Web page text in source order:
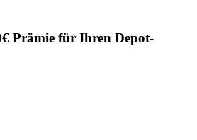
Prämie für Ihren Depot-